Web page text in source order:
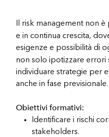
Il risk management non
e in continua crescita,
esigenze e possibilità di
non solo ipotizzare errori
individuare strategie per
anche in fase previsionale.
Obiettivi formativi:
Identificare i rischi
stakeholders​.